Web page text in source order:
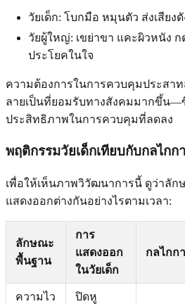
วัยเด็ก: โบกมือ หมุนตัว ส่งเสียงดั
วัยผู้ใหญ่: เขย่าขา แคะผิวหนัง
ประโยคในใจ
ความต้องการในการควบคุมประสา
ลายเป็นที่ยอมรับทางสังคมมากขึ้น—
ประสิทธิภาพในการควบคุมที่ลดลง
พฤติกรรมวัยเด็กเทียบกับกลไก
เพื่อให้เห็นภาพวิวัฒนาการนี้ ดูว่าลั
แสดงออกต่างกันอย่างไรตามเวลา:
ลักษณะ
พื้นฐาน
การ
แสดงออก
ในวัยเด็ก
กลไกก
ความไว
ปิดหู